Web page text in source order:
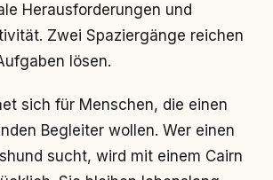
Herausforderungen und
Zwei Spaziergänge reichen
lösen.
sich für Menschen, die einen
Begleiter wollen. Wer einen
sucht, wird mit einem Cairn